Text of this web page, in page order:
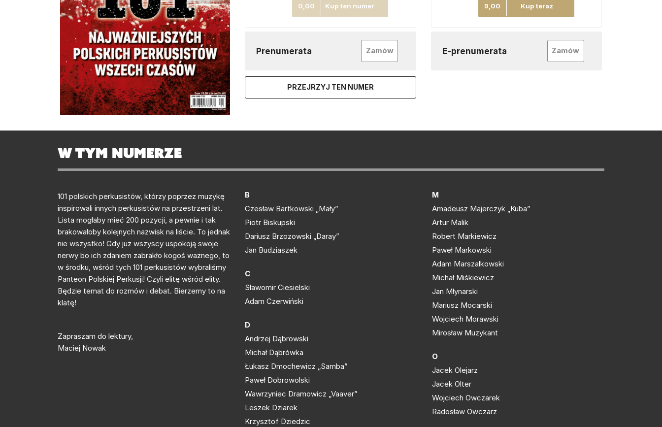
0,00 Kup ten numer 9,00 Kup teraz
Prenumerata Zamów E-prenumerata Zamów
PRZEJRZYJ TEN NUMER
W tym numerze
101 polskich perkusistów, którzy poprzez muzykę
inspirowali innych perkusistów na przestrzeni lat.
Lista mogłaby mieć 200 pozycji, a pewnie i tak
brakowałoby kolejnych nazwisk na liście. To jednak
nie wszystko! Gdy już wszyscy uspokoją swoje
nerwy bo ich zdaniem zabrakło kogoś ważnego, to
w środku, wśród tych 101 perkusistów wybraliśmy
Panteon Polskiej Perkusji! Czyli elitę wśród elity.
Będzie temat do rozmów i debat. Bierzemy to na
klatę!
Zapraszam do lektury,
Maciej Nowak
B
Czesław Bartkowski „Mały”
Piotr Biskupski
Dariusz Brzozowski „Daray”
Jan Budziaszek
C
Sławomir Ciesielski
Adam Czerwiński
D
Andrzej Dąbrowski
Michał Dąbrówka
Łukasz Dmochewicz „Samba”
Paweł Dobrowolski
Wawrzyniec Dramowicz „Vaaver”
Leszek Dziarek
Krzysztof Dziedzic
M
Amadeusz Majerczyk „Kuba”
Artur Malik
Robert Markiewicz
Paweł Markowski
Adam Marszałkowski
Michał Miśkiewicz
Jan Młynarski
Mariusz Mocarski
Wojciech Morawski
Mirosław Muzykant
O
Jacek Olejarz
Jacek Olter
Wojciech Owczarek
Radosław Owczarz